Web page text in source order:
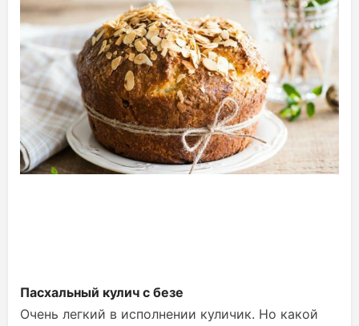
Пасхальный кулич с безе
Очень легкий в исполнении куличик. Но какой